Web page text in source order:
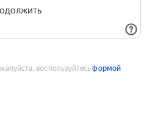
воспользуйтесьформой